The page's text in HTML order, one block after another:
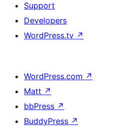
Support
Developers
WordPress.tv ↗
WordPress.com ↗
Matt ↗
bbPress ↗
BuddyPress ↗